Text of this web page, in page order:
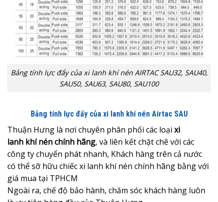
Bảng tính lực đẩy của xi lanh khí nén AIRTAC SAU32, SAU40,
SAU50, SAU63, SAU80, SAU100
Bảng tính lực đẩy của xi lanh khí nén Airtac SAU
Thuận Hưng là nơi chuyên phân phối các loại xi
lanh khí nén chính hãng, và liên kết chặt chẽ với các
công ty chuyển phát nhanh, Khách hàng trên cả nước
có thể sỡ hữu chiếc xi lanh khí nén chính hãng bằng với
giá mua tại TPHCM
Ngoài ra, chế độ bảo hành, chăm sóc khách hàng luôn